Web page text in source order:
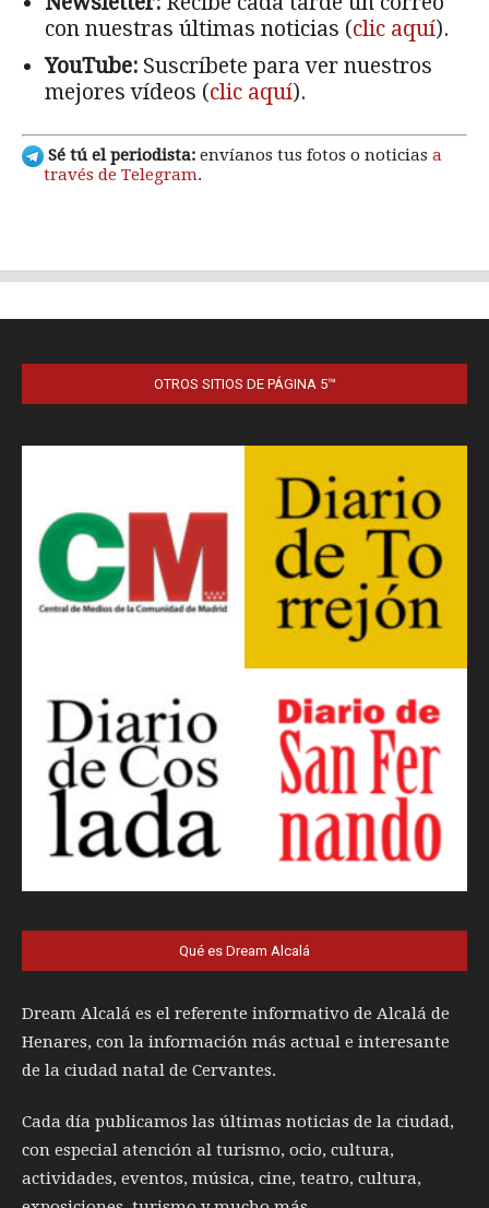
OTROS SITIOS DE PÁGINA 5™
Qué es Dream Alcalá
Dream Alcalá es el referente informativo de Alcalá de
Henares, con la información más actual e interesante
de la ciudad natal de Cervantes.
Cada día publicamos las últimas noticias de la ciudad,
con especial atención al turismo, ocio, cultura,
actividades, eventos, música, cine, teatro, cultura,